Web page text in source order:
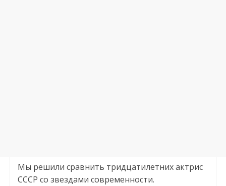
Мы решили сравнить тридцатилетних актрис
СССР со звездами современности.